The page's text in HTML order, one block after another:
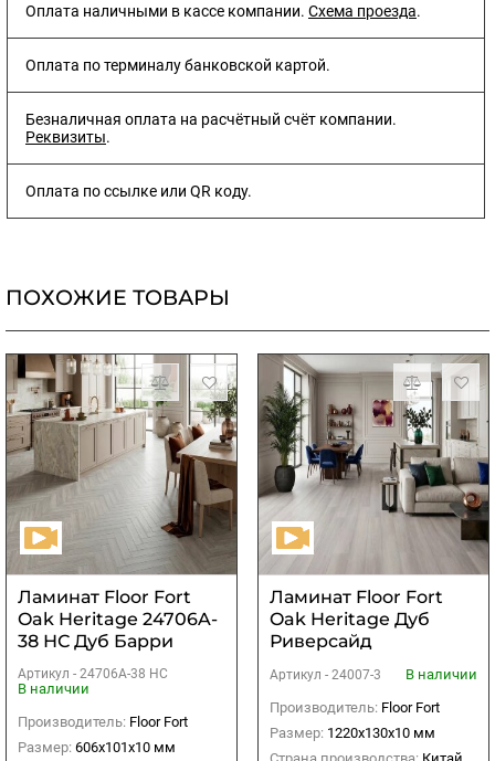
Оплата наличными в кассе компании. Схема проезда.
Оплата по терминалу банковской картой.
Безналичная оплата на расчётный счёт компании.
Реквизиты.
Оплата по ссылке или QR коду.
ПОХОЖИЕ ТОВАРЫ
Ламинат Floor Fort
Oak Heritage 24706A-
38 НС Дуб Барри
Артикул - 24706A-38 НС
В наличии
Производитель: Floor Fort
Размер: 606х101х10 мм
Ламинат Floor Fort
Oak Heritage Дуб
Риверсайд
Артикул - 24007-3
В наличии
Производитель: Floor Fort
Размер: 1220х130х10 мм